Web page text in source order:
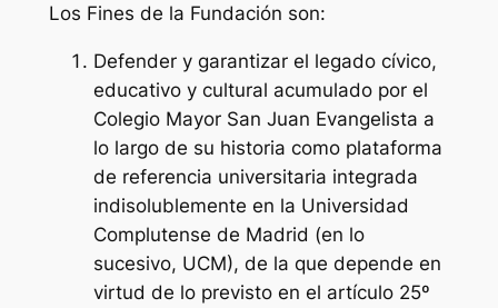
Los Fines de la Fundación son:
Defender y garantizar el legado cívico,
educativo y cultural acumulado por el
Colegio Mayor San Juan Evangelista a
lo largo de su historia como plataforma
de referencia universitaria integrada
indisolublemente en la Universidad
Complutense de Madrid (en lo
sucesivo, UCM), de la que depende en
virtud de lo previsto en el artículo 25º